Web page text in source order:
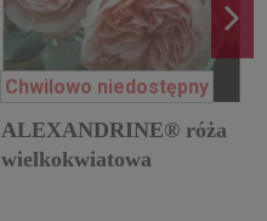
Chwilowo niedostępny
ALEXANDRINE® róża
wielkokwiatowa